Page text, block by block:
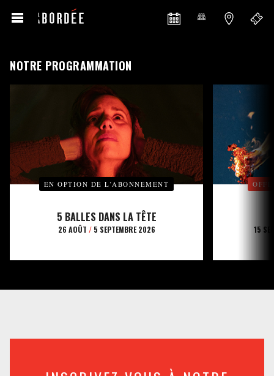
NOTRE PROGRAMMATION
EN OPTION DE L’ABONNEMENT
5 BALLES DANS LA TÊTE
26 AOÛT /5 SEPTEMBRE 2026 15